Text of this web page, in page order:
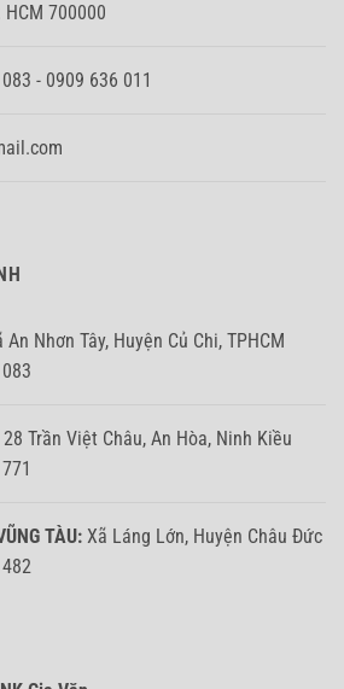
HCM 700000
- 0909 636 011
An Nhơn Tây, Huyện Củ Chi, TPHCM
28 Trần Việt Châu, An Hòa, Ninh Kiều
TÀU: Xã Láng Lớn, Huyện Châu Đức